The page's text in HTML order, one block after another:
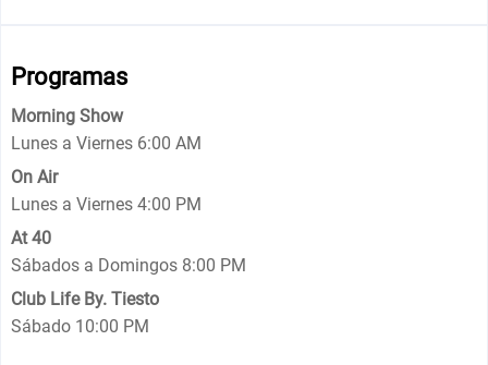
Programas
Morning Show
Lunes a Viernes 6:00 AM
On Air
Lunes a Viernes 4:00 PM
At 40
Sábados a Domingos 8:00 PM
Club Life By. Tiesto
Sábado 10:00 PM